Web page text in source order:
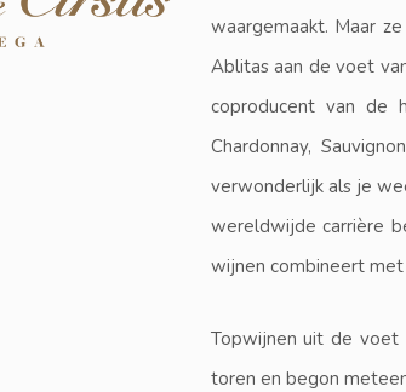
waargemaakt. Maar
Ablitas aan de voet
coproducent van de
Chardonnay,
verwonderlijk als je
wereldwijde carrière
wijnen combineert met
Topwijnen uit de voet
toren en begon